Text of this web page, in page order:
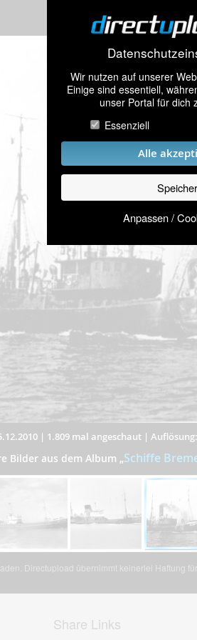
Wir nutzen auf unserer
Einige sind essentiell,
unser Portal für dich
Essenziell
Alle
Anpassen /
| 1.809 mal angeschaut|
Bilder aus dem Album „Schiffe
Directupload übernimmt keinerlei Haftung
Share Links